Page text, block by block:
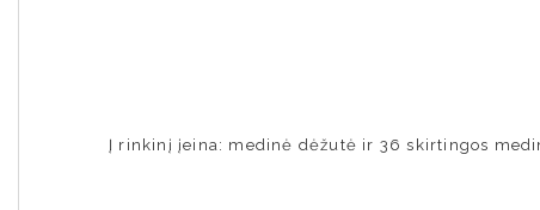
Į rinkinį įeina: medinė dėžutė ir 36 skirtingos